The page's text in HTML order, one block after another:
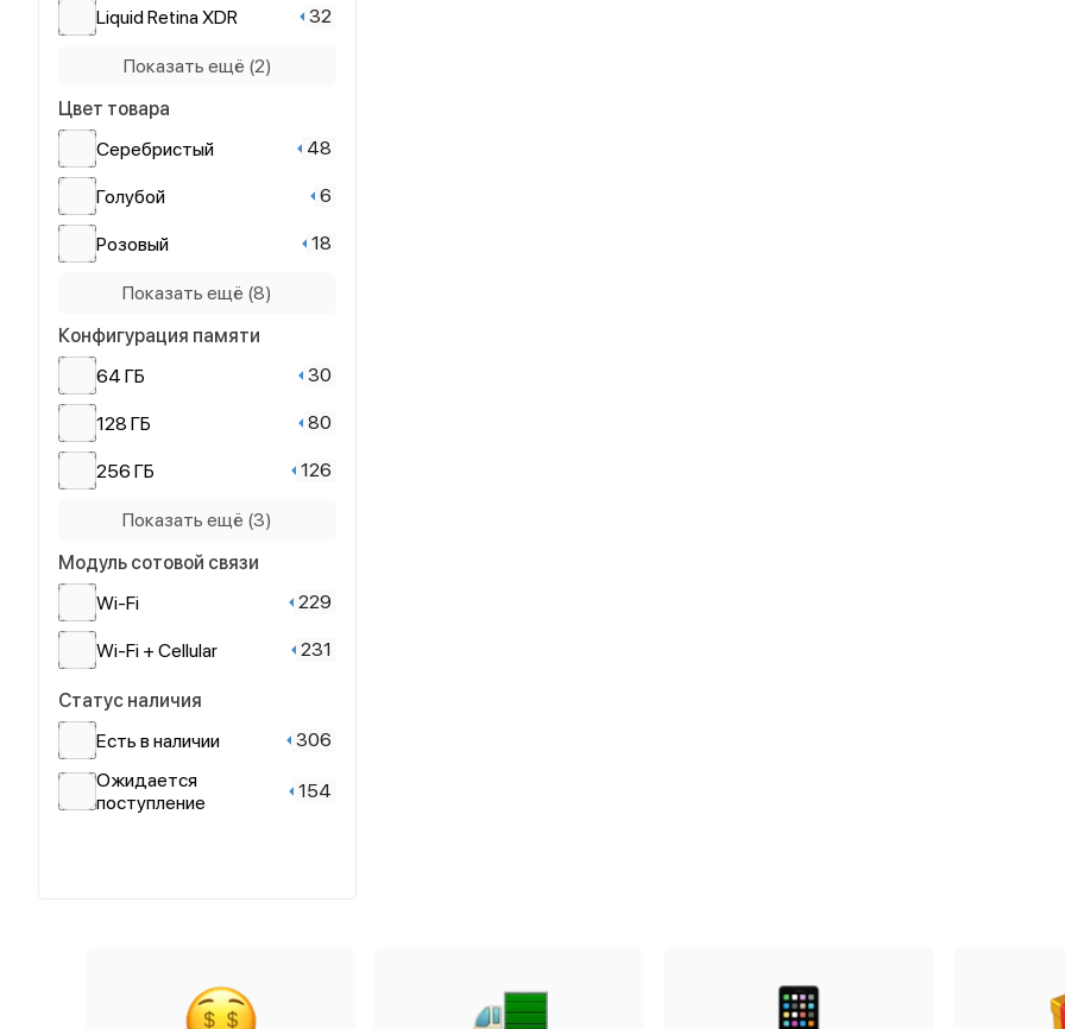
Apple M3 60
Apple M4
Apple M5
Liquid Retina XDR 32
Retina
Retina Multi-Touch с
подсветкой LED
Показать ещё (2)
Цвет товара
Cеребристый
48
Голубой 6
Розовый 18
Серебристый
Серый космос
Синий 60
Фиолетовый 61
Желтый 10
Белый
Сияющая звезда
Показать ещё (8)
Конфигурация памяти
64 ГБ
30
128 ГБ 80
256 ГБ 126
512 ГБ
1 ТБ
2 ТБ 37
Показать ещё (3)
Модуль сотовой связи
Wi-Fi
229
Wi-Fi + Cellular 231
Статус наличия
Есть в наличии
306
Ожидается
поступление
154